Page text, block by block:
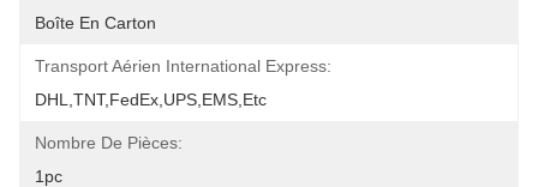
Boîte En Carton
Transport Aérien International Express:
DHL,TNT,FedEx,UPS,EMS,etc
Nombre De Pièces:
1pc